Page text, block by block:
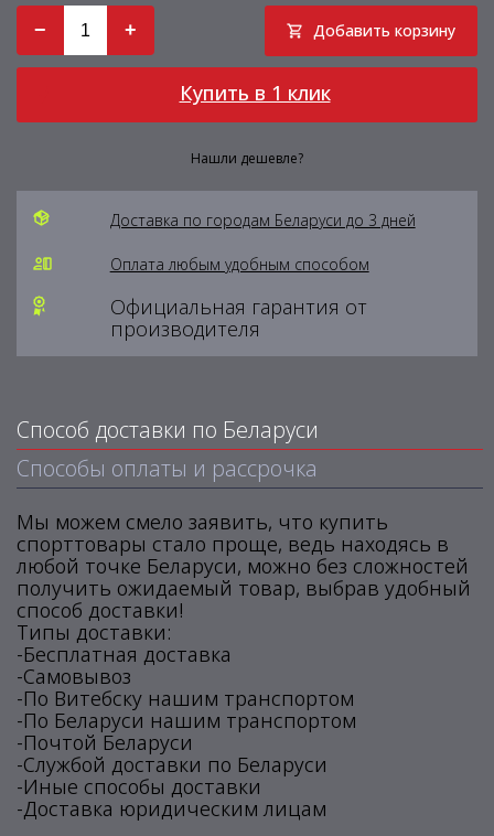
− + Добавить корзину
Купить в 1 клик
Нашли дешевле?
Доставка по городам Беларуси до 3 дней
Оплата любым удобным способом
Официальная гарантия от
производителя
Способ доставки по Беларуси
Способы оплаты и рассрочка
Мы можем смело заявить, что купить
спорттовары стало проще, ведь находясь в
любой точке Беларуси, можно без сложностей
получить ожидаемый товар, выбрав удобный
способ доставки!
Типы доставки:
-Бесплатная доставка
-Самовывоз
-По Витебску нашим транспортом
-По Беларуси нашим транспортом
-Почтой Беларуси
-Службой доставки по Беларуси
-Иные способы доставки
-Доставка юридическим лицам